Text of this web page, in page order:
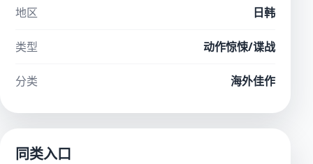
地区 日韩
类型 动作惊悚/谍战
分类 海外佳作
同类入口